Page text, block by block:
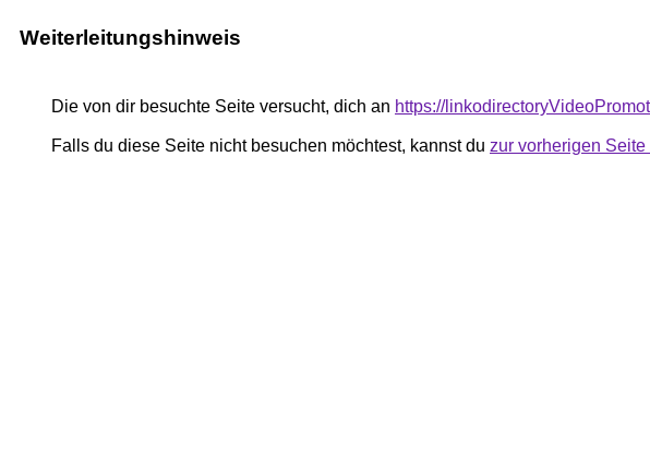
Weiterleitungshinweis
Die von dir besuchte Seite versucht, dich an https://
Falls du diese Seite nicht besuchen möchtest, kannst du zur vorherigen